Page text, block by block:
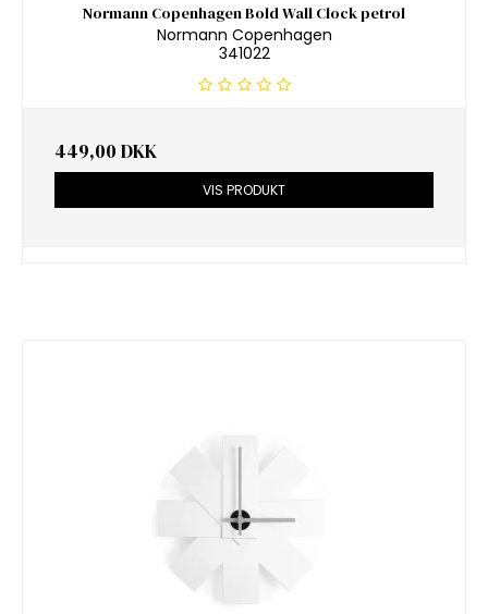
Normann Copenhagen Bold Wall Clock petrol
Normann Copenhagen
341022
449,00 DKK
VIS PRODUKT